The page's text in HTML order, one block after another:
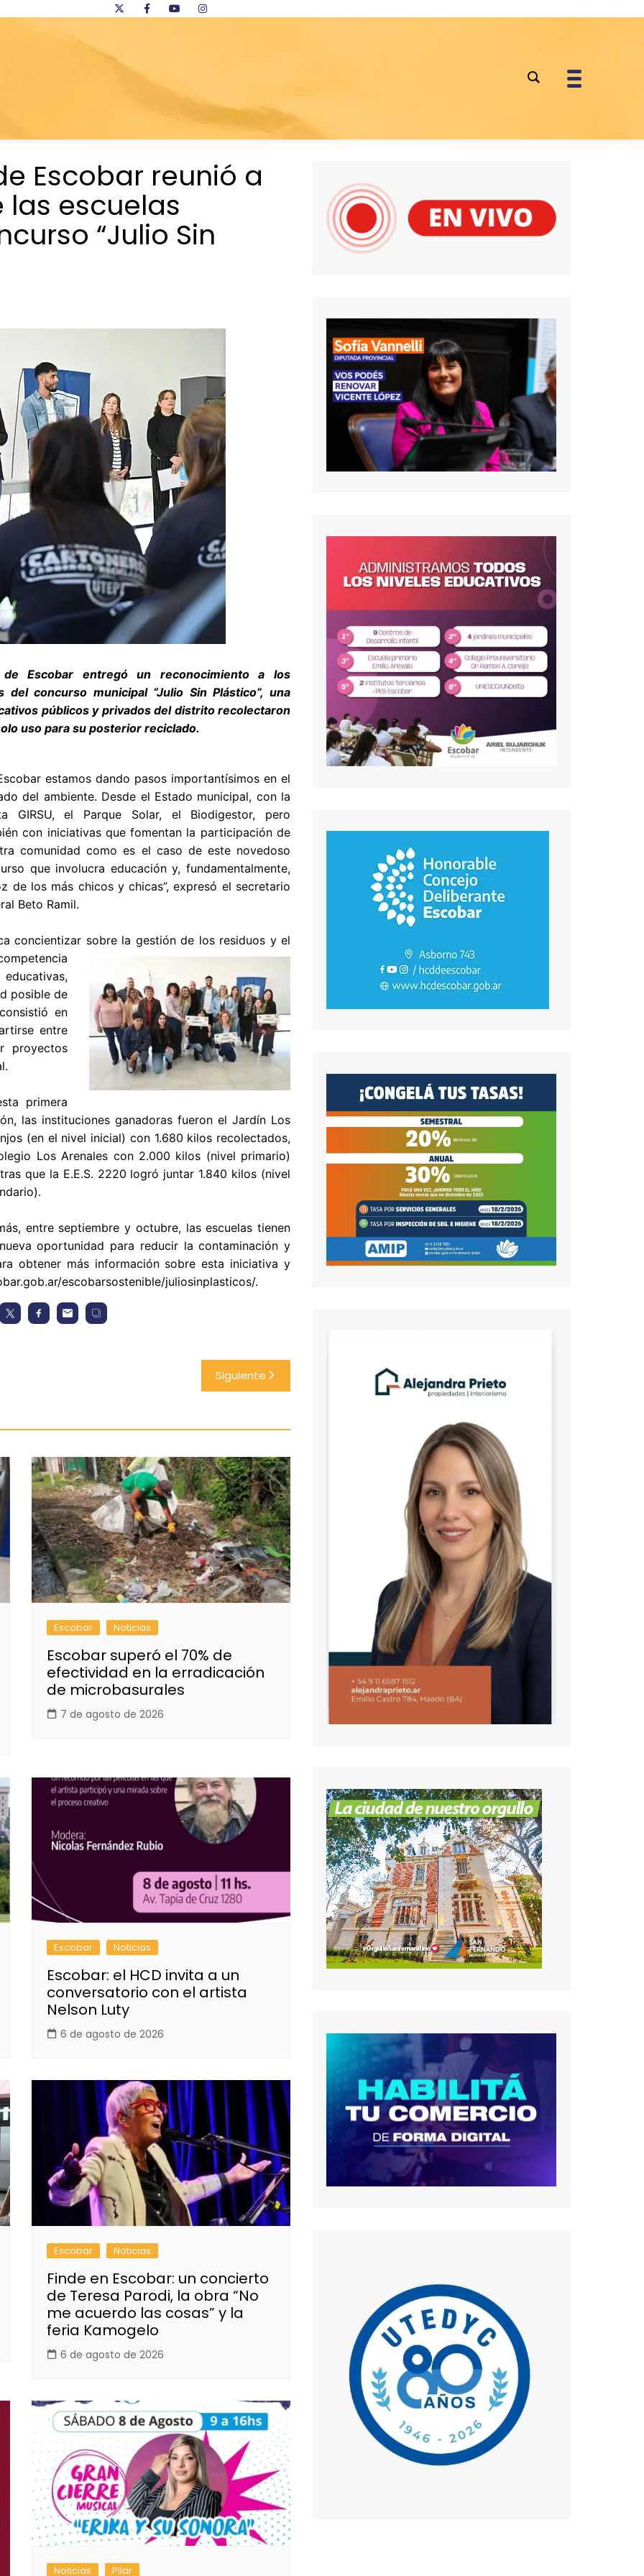
Escobar reunió a
escuelas
“Julio Sin
Escobar entregó un reconocimiento a los
concurso municipal “Julio Sin Plástico”, una
públicos y privados del distrito recolectaron
uso para su posterior reciclado.
estamos dando pasos importantísimos en el
del ambiente. Desde el Estado municipal, con la
GIRSU, el Parque Solar, el Biodigestor, pero
con iniciativas que fomentan la participación de
comunidad como es el caso de este novedoso
que involucra educación y, fundamentalmente,
de los más chicos y chicas”, expresó el secretario
Beto Ramil.
concientizar sobre la gestión de los residuos y el
posible de
en
entre
proyectos
primera
las instituciones ganadoras fueron el Jardín Los
(en el nivel inicial) con 1.680 kilos recolectados,
Los Arenales con 2.000 kilos (nivel primario)
que la E.E.S. 2220 logró juntar 1.840 kilos (nivel
entre septiembre y octubre, las escuelas tienen
oportunidad para reducir la contaminación y
obtener más información sobre esta iniciativa y
escobarsostenible/juliosinplasticos/.
Siguiente
Escobar Noticias
Escobar superó el 70% de
efectividad en la erradicación
de microbasurales
7 de agosto de 2026
Escobar Noticias
Escobar: el HCD invita a un
conversatorio con el artista
Nelson Luty
6 de agosto de 2026
Escobar Noticias
Finde en Escobar: un concierto
de Teresa Parodi, la obra “No
me acuerdo las cosas” y la
feria Kamogelo
6 de agosto de 2026
Noticias Pilar